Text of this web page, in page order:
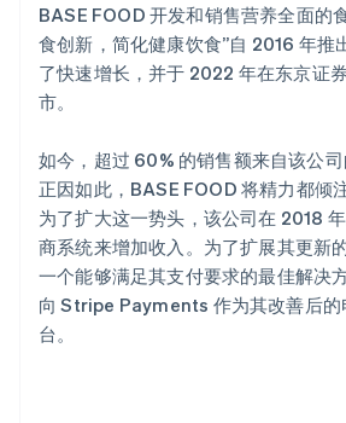
BASE FOOD 开发和销售营养全面的
食创新，简化健康饮食”自 2016 年推
了快速增长，并于 2022 年在东京证
市。
如今，超过 60% 的销售额来自该公司
正因如此，BASE FOOD 将精力都倾
为了扩大这一势头，该公司在 2018
商系统来增加收入。为了扩展其更新
一个能够满足其支付要求的最佳解决
向 Stripe Payments 作为其改善后的
台。